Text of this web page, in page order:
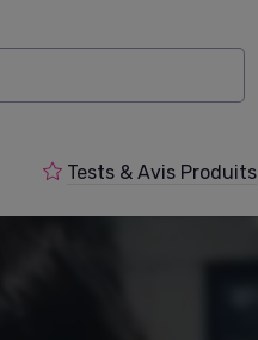
Tests & Avis Produits